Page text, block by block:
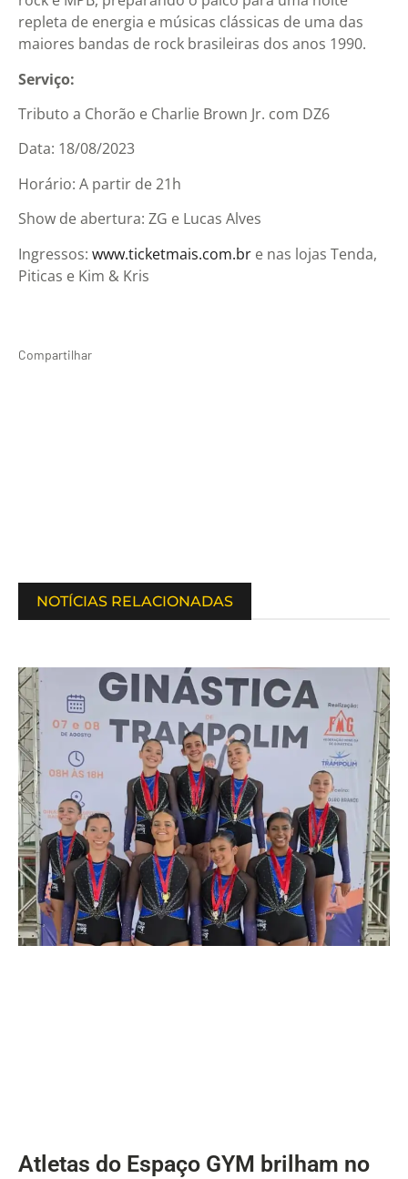
repleta de energia e músicas clássicas de uma das
maiores bandas de rock brasileiras dos anos 1990.
Serviço:
Tributo a Chorão e Charlie Brown Jr. com DZ6
Data: 18/08/2023
Horário: A partir de 21h
Show de abertura: ZG e Lucas Alves
Ingressos: www.ticketmais.com.br e nas lojas Tenda,
Piticas e Kim & Kris
Compartilhar
NOTÍCIAS RELACIONADAS
Atletas do Espaço GYM brilham no